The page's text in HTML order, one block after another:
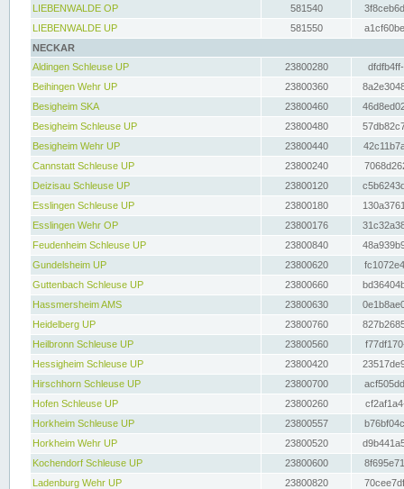
LIEBENWALDE OP
581540
LIEBENWALDE UP
581550
NECKAR
Aldingen Schleuse UP
23800280
Beihingen Wehr UP
23800360
Besigheim SKA
23800460
Besigheim Schleuse UP
23800480
Besigheim Wehr UP
23800440
Cannstatt Schleuse UP
23800240
Deizisau Schleuse UP
23800120
Esslingen Schleuse UP
23800180
Esslingen Wehr OP
23800176
Feudenheim Schleuse UP
23800840
Gundelsheim UP
23800620
Guttenbach Schleuse UP
23800660
Hassmersheim AMS
23800630
Heidelberg UP
23800760
Heilbronn Schleuse UP
23800560
Hessigheim Schleuse UP
23800420
Hirschhorn Schleuse UP
23800700
Hofen Schleuse UP
23800260
Horkheim Schleuse UP
23800557
Horkheim Wehr UP
23800520
Kochendorf Schleuse UP
23800600
Ladenburg Wehr UP
23800820